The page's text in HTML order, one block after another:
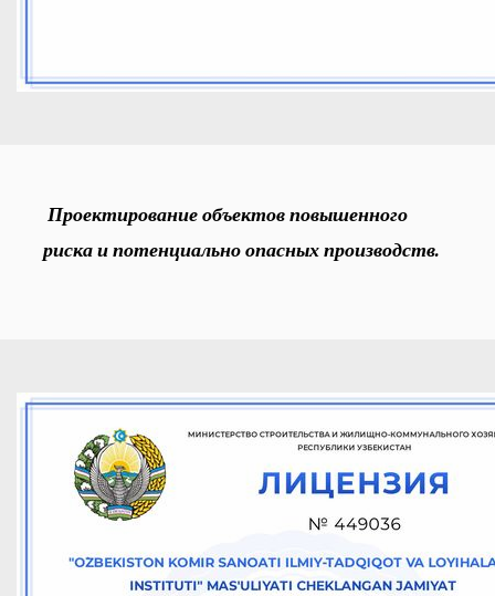
Проектирование объектов повышенного
риска и потенциально опасных производств.